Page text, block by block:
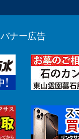
バナー広告